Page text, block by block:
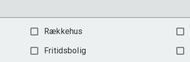
Rækkehus
Fritidsbolig